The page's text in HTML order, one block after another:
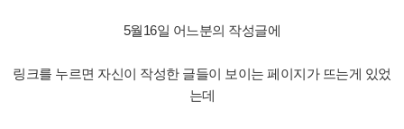
5월16일 어느분의 작성글에
링크를 누르면 자신이 작성한 글들이 보이는 페이지가 뜨는게 있었
는데